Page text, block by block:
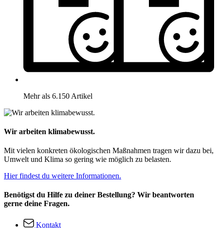
Mehr als 6.150 Artikel
Wir arbeiten klimabewusst.
Mit vielen konkreten ökologischen Maßnahmen tragen wir dazu bei,
Umwelt und Klima so gering wie möglich zu belasten.
Hier findest du weitere Informationen.
Benötigst du Hilfe zu deiner Bestellung? Wir beantworten
gerne deine Fragen.
Kontakt